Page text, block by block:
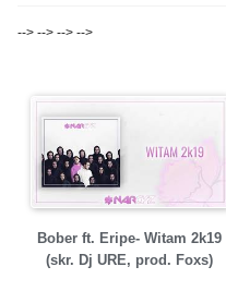
--> --> --> -->
Bober ft. Eripe- Witam 2k19
(skr. Dj URE, prod. Foxs)